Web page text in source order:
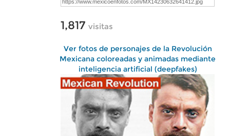
1,817 visitas
Ver fotos de personajes de la Revolución
Mexicana coloreadas y animadas mediante
inteligencia artificial (deepfakes)